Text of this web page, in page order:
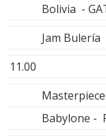
Bolivia -
Jam Bulería
11.00
Babylone -